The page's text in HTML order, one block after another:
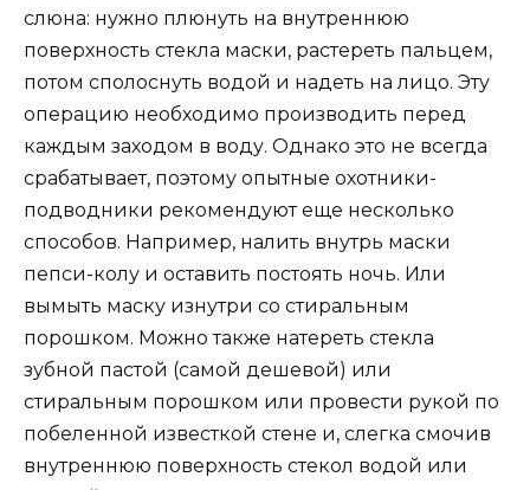
слюна: нужно плюнуть на внутреннюю
поверхность стекла маски, растереть пальцем,
потом сполоснуть водой и надеть на лицо. Эту
операцию необходимо производить перед
каждым заходом в воду. Однако это не всегда
срабатывает, поэтому опытные охотники-
подводники рекомендуют еще несколько
способов. Например, налить внутрь маски
пепси-колу и оставить постоять ночь. Или
вымыть маску изнутри со стиральным
порошком. Можно также натереть стекла
зубной пастой (самой дешевой) или
стиральным порошком или провести рукой по
побеленной известкой стене и, слегка смочив
внутреннюю поверхность стекол водой или